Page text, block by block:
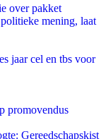
over pakket
mening, laat
jaar cel en tbs voor
promovendus
Gereedschapskist